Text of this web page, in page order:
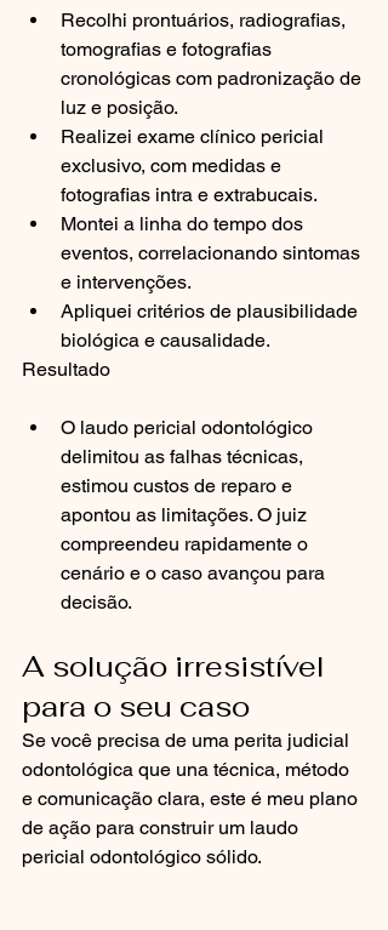
Recolhi prontuários, radiografias,
tomografias e fotografias
cronológicas com padronização de
luz e posição.
Realizei exame clínico pericial
exclusivo, com medidas e
fotografias intra e extrabucais.
Montei a linha do tempo dos
eventos, correlacionando sintomas
e intervenções.
Apliquei critérios de plausibilidade
biológica e causalidade.
Resultado
O laudo pericial odontológico
delimitou as falhas técnicas,
estimou custos de reparo e
apontou as limitações. O juiz
compreendeu rapidamente o
cenário e o caso avançou para
decisão.
A solução irresistível
para o seu caso
Se você precisa de uma perita judicial
odontológica que una técnica, método
e comunicação clara, este é meu plano
de ação para construir um laudo
pericial odontológico sólido.